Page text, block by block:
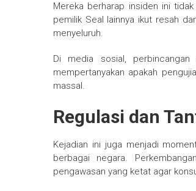
Mereka berharap insiden ini
pemilik Seal lainnya ikut resah
menyeluruh.
Di media sosial,
mempertanyakan apakah
massal.
Regulasi dan
Kejadian ini juga menjadi
berbagai negara.
pengawasan yang ketat agar